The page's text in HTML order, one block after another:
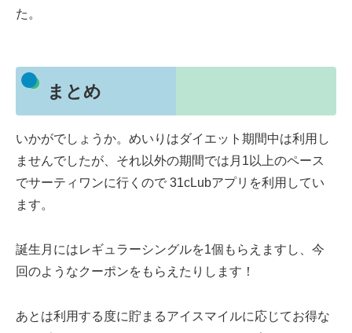
た。
まとめ
いかがでしょうか。めいりはダイエット期間中は利用し
ませんでしたが、それ以外の期間では月1以上のペース
でサーティワンに行くので 31cLubアプリを利用してい
ます。
誕生月にはレギュラーシングルを1個もらえますし、今
回のようなクーポンをもらえたりします！
あとは利用する度に貯まるアイスマイルに応じてお得な